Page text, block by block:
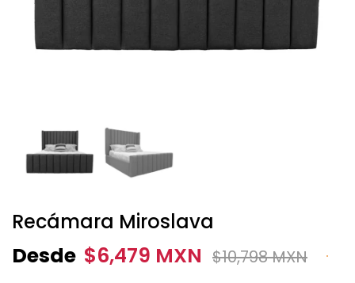
Recámara Miroslava
Desde $6,479 MXN $10,798 MXN